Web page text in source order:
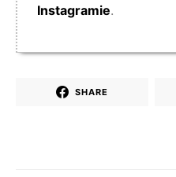
Instagramie.
SHARE